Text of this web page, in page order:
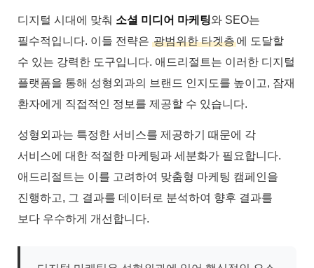
디지털 시대에 맞춰 소셜 미디어 마케팅와 SEO는
필수적입니다. 이들 전략은 광범위한 타겟층에 도달할
수 있는 강력한 도구입니다. 애드리절트는 이러한 디지털
플랫폼을 통해 성형외과의 브랜드 인지도를 높이고, 잠재
환자에게 직접적인 정보를 제공할 수 있습니다.
성형외과는 특정한 서비스를 제공하기 때문에 각
서비스에 대한 적절한 마케팅과 세분화가 필요합니다.
애드리절트는 이를 고려하여 맞춤형 마케팅 캠페인을
진행하고, 그 결과를 데이터로 분석하여 향후 결과를
보다 우수하게 개선합니다.